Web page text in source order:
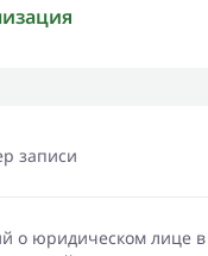
записи
о юридическом лице